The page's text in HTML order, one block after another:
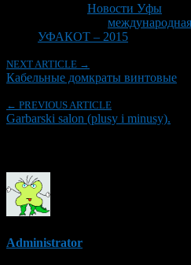
Новости Уфы
УФАКОТ – 2015
NEXT ARTICLE →
Кабельные домкраты винтовые
← PREVIOUS ARTICLE
Garbarski salon (plusy i minusy).
Administrator